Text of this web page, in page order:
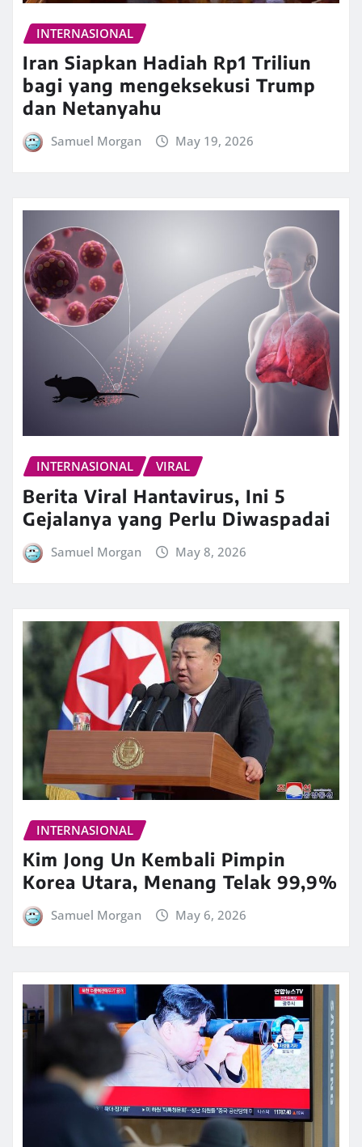
INTERNASIONAL
Iran Siapkan Hadiah Rp1 Triliun
bagi yang mengeksekusi Trump
dan Netanyahu
Samuel Morgan May 19, 2026
INTERNASIONAL VIRAL
Berita Viral Hantavirus, Ini 5
Gejalanya yang Perlu Diwaspadai
Samuel Morgan May 8, 2026
INTERNASIONAL
Kim Jong Un Kembali Pimpin
Korea Utara, Menang Telak 99,9%
Samuel Morgan May 6, 2026